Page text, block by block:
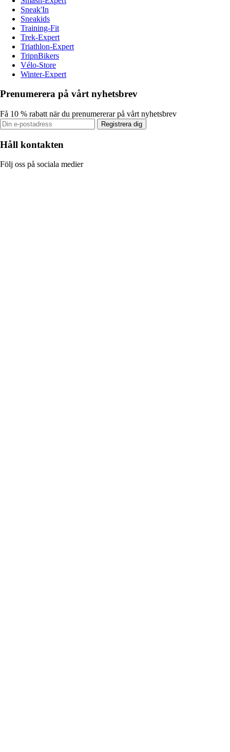
Sneak'In
Sneakids
Training-Fit
Trek-Expert
Triathlon-Expert
TripnBikers
Vélo-Store
Winter-Expert
Prenumerera på vårt nyhetsbrev
Få 10 % rabatt när du prenumererar på vårt nyhetsbrev
Registrera dig
Håll kontakten
Följ oss på sociala medier